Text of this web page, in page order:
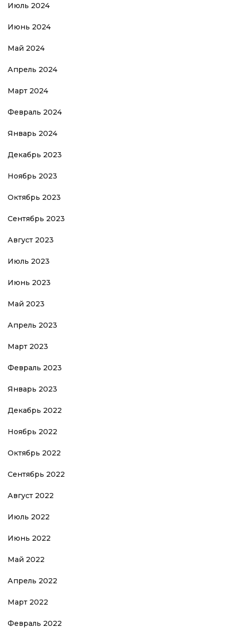
Июль 2024
Июнь 2024
Май 2024
Апрель 2024
Март 2024
Февраль 2024
Январь 2024
Декабрь 2023
Ноябрь 2023
Октябрь 2023
Сентябрь 2023
Август 2023
Июль 2023
Июнь 2023
Май 2023
Апрель 2023
Март 2023
Февраль 2023
Январь 2023
Декабрь 2022
Ноябрь 2022
Октябрь 2022
Сентябрь 2022
Август 2022
Июль 2022
Июнь 2022
Май 2022
Апрель 2022
Март 2022
Февраль 2022